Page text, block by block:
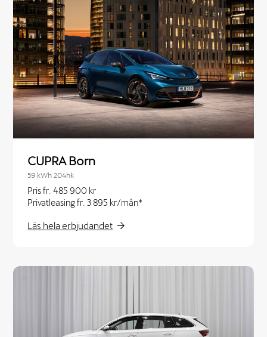
CUPRA Born
59 kWh 204hk
Pris fr. 485 900 kr
Privatleasing fr. 3 895 kr/mån*
Läs hela erbjudandet